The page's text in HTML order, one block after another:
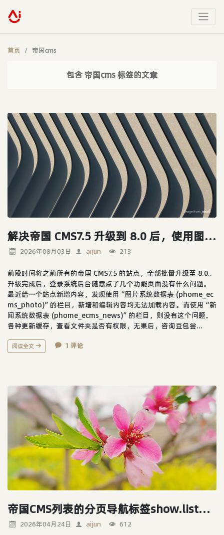
首页 帝国cms
包含 帝国cms 标签的文章
解决帝国 CMS7.5 升级到 8.0 后，使用图片模型的栏目新增编辑内容没法加载的问题
2026年08月03日 aijun 213
前段时间将之前所有的帝国 CMS7.5 的站点，全部批量升级至 8.0。
升级完成后，登录系统后台随意点了几个功能页面没有什么问题。
最近给一个站点新增内容，发现使用“图片系统数据表 (phome_ec
ms_photo)”的栏目，新增和编辑内容均无法加载内容。而使用“新
闻系统数据表 (phome_ecms_news)”的栏目，则没有这个问题。
各种更新缓存，查看文件夹是否有权限，无果后，咨询豆包尝...
阅读全文 1 评论
帝国CMS列表的分页导航标签show.listpage样式优化
2026年04月24日 aijun 612